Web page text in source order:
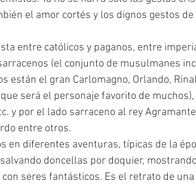
el amor cortés y los dignos gestos
(el conjunto de musulmanes
están el gran Carlomagno, Orlando,
será el personaje favorito de
y por el lado sarraceno al rey
entre otros.
doncellas por doquier,
con seres fantásticos. Es el retrato de